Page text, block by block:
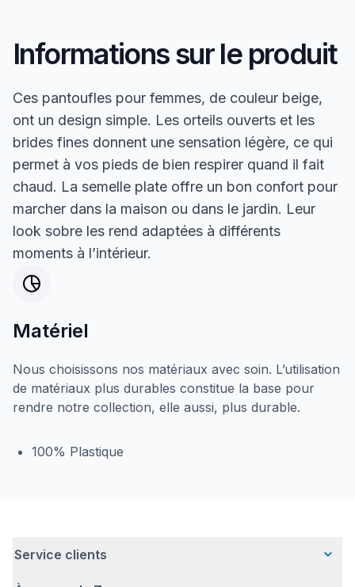
Informations sur le produit
Ces pantoufles pour femmes, de couleur beige,
ont un design simple. Les orteils ouverts et les
brides fines donnent une sensation légère, ce qui
permet à vos pieds de bien respirer quand il fait
chaud. La semelle plate offre un bon confort pour
marcher dans la maison ou dans le jardin. Leur
look sobre les rend adaptées à différents
moments à l’intérieur.
Matériel
Nous choisissons nos matériaux avec soin. L’utilisation
de matériaux plus durables constitue la base pour
rendre notre collection, elle aussi, plus durable.
100% Plastique
Service clients